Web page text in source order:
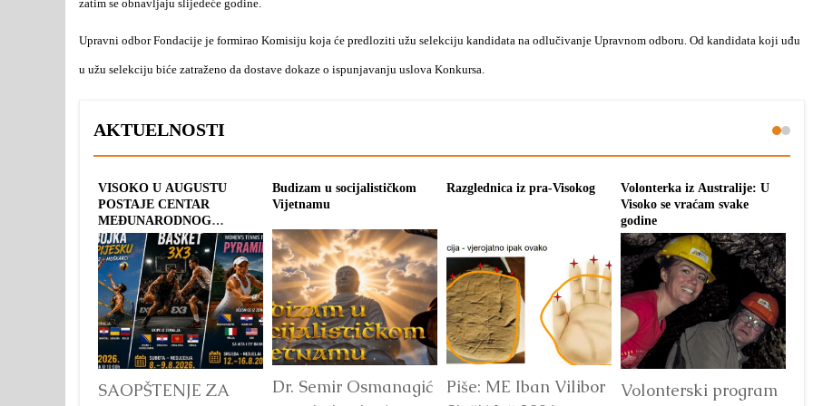
zatim se obnavljaju slijedeće godine.
Upravni odbor Fondacije je formirao Komisiju koja će predloziti užu selekciju kandidata na odlučivanje Upravnom odboru. Od kandidata koji uđu
u užu selekciju biće zatraženo da dostave dokaze o ispunjavanju uslova Konkursa.
AKTUELNOSTI
VISOKO U AUGUSTU
POSTAJE CENTAR
MEĐUNARODNOG
SPORTA: TRI OLIMPIJSKA
TURNIRA POD
ZAJEDNIČKIM IMENOM
“PYRAMID CUP 2026”
SAOPŠTENJE ZA
Budizam u socijalističkom
Vijetnamu
Dr. Semir Osmanagić
Razglednica iz pra-Visokog
Piše: ME Iban Vilibor
Volonterka iz Australije: U
Visoko se vraćam svake
godine
Volonterski program